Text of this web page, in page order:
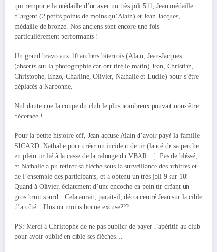
qui remporte la médaille d’or avec un très joli 511, Jean médaille
d’argent (2 petits points de moins qu’Alain) et Jean-Jacques,
médaille de bronze. Nos anciens sont encore une fois
particulièrement performants !
Un grand bravo aux 10 archers biterrois (Alain, Jean-Jacques
(absents sur la photographie car ont tiré le matin) Jean, Christian,
Christophe, Enzo, Charline, Olivier, Nathalie et Lucile) pour s’être
déplacés à Narbonne.
Nul doute que la coupe du club le plus nombreux pouvait nous être
décernée !
Pour la petite histoire off, Jean accuse Alain d’avoir payé la famille
SICARD: Nathalie pour créer un incident de tir (lancé de sa perche
en plein tir lié à la casse de la ralonge du VBAR…). Pas de bléssé,
et Nathalie a pu retirer sa flèche sous la surveillance des arbitres et
de l’ensemble des participants, et a obtenu un très joli 9 sur 10!
Quand à Olivier, éclatement d’une encoche en pein tir créant un
gros bruit sourd…Cela aurait, parait-il, déconcentré Jean sur la cible
d’a côté…Plus ou moins bonne excuse???…
PS: Merci à Christophe de ne pas oublier de payer l’apéritif au club
pour avoir oublié en cible ses flèches…